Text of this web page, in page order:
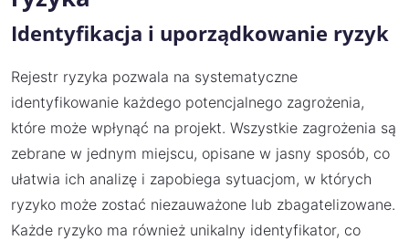
Identyfikacja i uporządkowanie ryzyk
Rejestr ryzyka pozwala na systematyczne
identyfikowanie każdego potencjalnego zagrożenia,
które może wpłynąć na projekt. Wszystkie zagrożenia są
zebrane w jednym miejscu, opisane w jasny sposób, co
ułatwia ich analizę i zapobiega sytuacjom, w których
ryzyko może zostać niezauważone lub zbagatelizowane.
Każde ryzyko ma również unikalny identyfikator, co